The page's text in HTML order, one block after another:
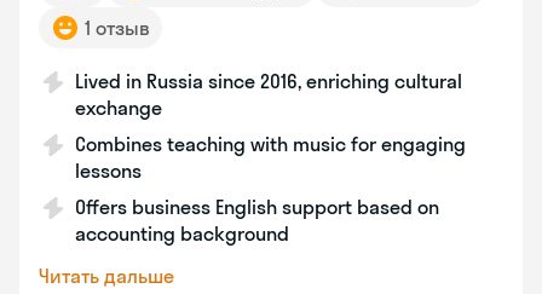
1 отзыв
Lived in Russia since 2016, enriching cultural
exchange
Combines teaching with music for engaging
lessons
Offers business English support based on
accounting background
Читать дальше